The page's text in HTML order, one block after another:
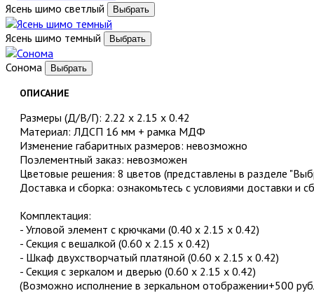
Ясень шимо светлый
Ясень шимо темный
Сонома
ОПИСАНИЕ
Размеры (Д/В/Г): 2.22 x 2.15 x 0.42
Материал: ЛДСП 16 мм + рамка МДФ
Изменение габаритных размеров: невозможно
Поэлементный заказ: невозможен
Цветовые решения: 8 цветов (представлены в разделе
Доставка и сборка: ознакомьтесь с условиями доставки и
Комплектация:
- Угловой элемент с крючками (0.40 х 2.15 х 0.42)
- Секция с вешалкой (0.60 х 2.15 х 0.42)
- Шкаф двухстворчатый платяной (0.60 х 2.15 х 0.42)
- Секция с зеркалом и дверью (0.60 х 2.15 х 0.42)
(Возможно исполнение в зеркальном отображении+500